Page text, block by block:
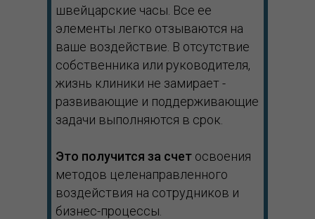
швейцарские часы. Все ее
элементы легко отзываются на
ваше воздействие. В отсутствие
собственника или руководителя,
жизнь клиники не замирает -
развивающие и поддерживающие
задачи выполняются в срок.
Это получится за счет освоения
методов целенаправленного
воздействия на сотрудников и
бизнес-процессы.